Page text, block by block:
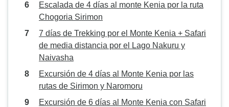
Escalada de 4 días al monte Kenia por la ruta
Chogoria Sirimon
7 días de Trekking por el Monte Kenia + Safari
de media distancia por el Lago Nakuru y
Naivasha
Excursión de 4 días al Monte Kenia por las
rutas de Sirimon y Naromoru
Excursión de 6 días al Monte Kenia con Safari